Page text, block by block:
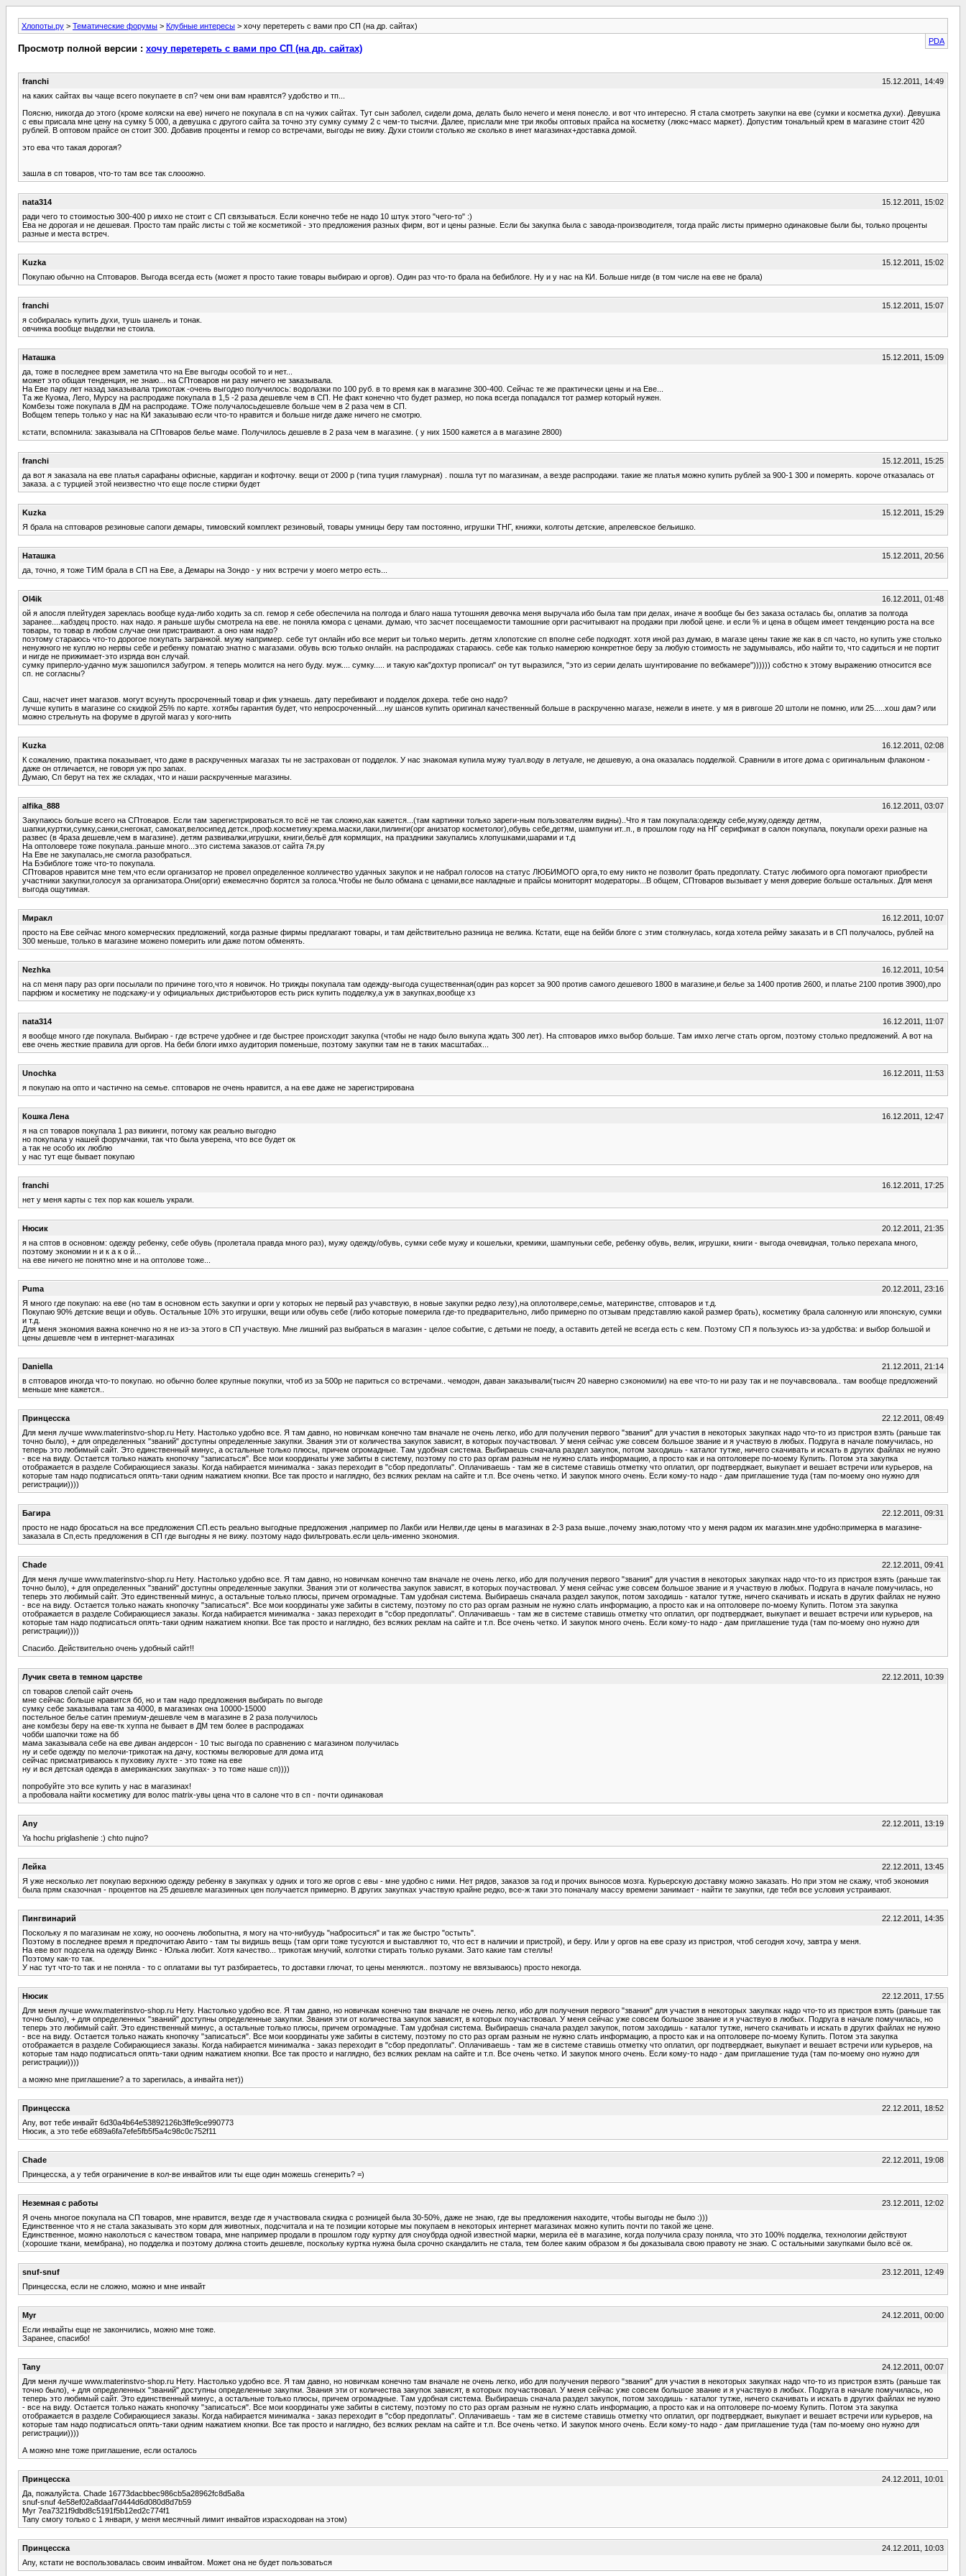
Хлопоты.ру > Тематические форумы > Клубные интересы > хочу перетереть с вами про СП (на др. сайтах)
PDA
Просмотр полной версии : хочу перетереть с вами про СП (на др. сайтах)
franchi
15.12.2011, 14:49
на каких сайтах вы чаще всего покупаете в сп? чем они вам нравятся? удобство и тп...
Поясню, никогда до этого (кроме коляски на еве) ничего не покупала в сп на чужих сайтах. Тут сын заболел, сидели дома, делать было нечего и меня понесло. и вот что интересно. Я стала смотреть закупки на еве (сумки и косметка духи). Девушка
с евы присала мне цену на сумку 5 000, а девушка с другого сайта за точно эту сумку сумму 2 с чем-то тысячи. Далее, прислали мне три якобы оптовых прайса на косметку (люкс+масс маркет). Допустим тональный крем в магазине стоит 420
рублей. В оптовом прайсе он стоит 300. Добавив проценты и гемор со встречами, выгоды не вижу. Духи стоили столько же сколько в инет магазинах+доставка домой.
это ева что такая дорогая?
зашла в сп товаров, что-то там все так слооожно.
nata314
15.12.2011, 15:02
ради чего то стоимостью 300-400 р имхо не стоит с СП связываться. Если конечно тебе не надо 10 штук этого "чего-то" :)
Ева не дорогая и не дешевая. Просто там прайс листы с той же косметикой - это предложения разных фирм, вот и цены разные. Если бы закупка была с завода-производителя, тогда прайс листы примерно одинаковые были бы, только проценты
разные и места встреч.
Kuzka
15.12.2011, 15:02
Покупаю обычно на Сптоваров. Выгода всегда есть (может я просто такие товары выбираю и оргов). Один раз что-то брала на бебиблоге. Ну и у нас на КИ. Больше нигде (в том числе на еве не брала)
franchi
15.12.2011, 15:07
я собиралась купить духи, тушь шанель и тонак.
овчинка вообще выделки не стоила.
Наташка
15.12.2011, 15:09
да, тоже в последнее врем заметила что на Еве выгоды особой то и нет...
может это общая тенденция, не знаю... на СПтоваров ни разу ничего не заказывала.
На Еве пару лет назад заказывала трикотаж -очень выгодно получилось: водолазки по 100 руб. в то время как в магазине 300-400. Сейчас те же практически цены и на Еве...
Та же Куома, Лего, Мурсу на распродаже покупала в 1,5 -2 раза дешевле чем в СП. Не факт конечно что будет размер, но пока всегда попадался тот размер который нужен.
Комбезы тоже покупала в ДМ на распродаже. ТОже получалосьдешевле больше чем в 2 раза чем в СП.
Вобщем теперь только у нас на КИ заказываю если что-то нравится и больше нигде даже ничего не смотрю.
кстати, вспомнила: заказывала на СПтоваров белье маме. Получилось дешевле в 2 раза чем в магазине. ( у них 1500 кажется а в магазине 2800)
franchi
15.12.2011, 15:25
да вот я заказала на еве платья сарафаны офисные, кардиган и кофточку. вещи от 2000 р (типа туция гламурная) . пошла тут по магазинам, а везде распродажи. такие же платья можно купить рублей за 900-1 300 и померять. короче отказалась от
заказа. а с турцией этой неизвестно что еще после стирки будет
Kuzka
15.12.2011, 15:29
Я брала на сптоваров резиновые сапоги демары, тимовский комплект резиновый, товары умницы беру там постоянно, игрушки ТНГ, книжки, колготы детские, апрелевское бельишко.
Наташка
15.12.2011, 20:56
да, точно, я тоже ТИМ брала в СП на Еве, а Демары на Зондо - у них встречи у моего метро есть...
Ol4ik
16.12.2011, 01:48
ой я апосля плейтудея зареклась вообще куда-либо ходить за сп. гемор я себе обеспечила на полгода и благо наша тутошняя девочка меня выручала ибо была там при делах, иначе я вообще бы без заказа осталась бы, оплатив за полгода
заранее....кабздец просто. нах надо. я раньше шубы смотрела на еве. не поняла юмора с ценами. думаю, что засчет посещаемости тамошние орги расчитывают на продажи при любой цене. и если % и цена в общем имеет тенденцию роста на все
товары, то товар в любом случае они пристраивают. а оно нам надо?
поэтому стараюсь что-то дорогое покупать загранкой. мужу например. себе тут онлайн ибо все мерит ьи только мерить. детям хлопотские сп вполне себе подходят. хотя иной раз думаю, в магазе цены такие же как в сп часто, но купить уже столько
ненужного не куплю но нервы себе и ребенку поматаю знатно с магазами. обувь всю только онлайн. на распродажах стараюсь. себе как только намерюю конкретное беру за любую стоимость не задумываясь, ибо найти то, что садиться и не портит
и нигде не прижимает-это изряда вон случай.
сумку приперло-удачно муж зашопился забугром. я теперь молится на него буду. муж.... сумку..... и такую как"дохтур прописал" он тут выразился, "это из серии делать шунтирование по вебкамере")))))) собстно к этому выражению относится все
сп. не согласны?
Саш, насчет инет магазов. могут всунуть просроченный товар и фик узнаешь. дату перебивают и подделок дохера. тебе оно надо?
лучше купить в магазине со скидкой 25% по карте. хотябы гарантия будет, что непросроченный....ну шансов купить оригинал качественный больше в раскрученно магазе, нежели в инете. у мя в ривгоше 20 штоли не помню, или 25.....хош дам? или
можно стрельнуть на форуме в другой магаз у кого-нить
Kuzka
16.12.2011, 02:08
К сожалению, практика показывает, что даже в раскрученных магазах ты не застрахован от подделок. У нас знакомая купила мужу туал.воду в летуале, не дешевую, а она оказалась подделкой. Сравнили в итоге дома с оригинальным флаконом -
даже он отличается, не говоря уж про запах.
Думаю, Сп берут на тех же складах, что и наши раскрученные магазины.
alfika_888
16.12.2011, 03:07
Закупаюсь больше всего на СПтоваров. Если там зарегистрироваться.то всё не так сложно,как кажется...(там картинки только зареги-ным пользователям видны)..Что я там покупала:одежду себе,мужу,одежду детям,
шапки,куртки,сумку,санки,снегокат, самокат,велосипед детск.,проф.косметику:крема.маски,лаки,пилинги(орг анизатор косметолог),обувь себе,детям, шампуни ит..п., в прошлом году на НГ серификат в салон покупала, покупали орехи разные на
развес (в 4раза дешевле,чем в магазине). детям развивалки,игрушки, книги,бельё для кормящих, на праздники закупались хлопушками,шарами и т.д
На оптоловере тоже покупала..раньше много...это система заказов.от сайта 7я.ру
На Еве не закупалась,не смогла разобраться.
На Бэбиблоге тоже что-то покупала.
СПтоваров нравится мне тем,что если организатор не провел определенное колличество удачных закупок и не набрал голосов на статус ЛЮБИМОГО орга,то ему никто не позволит брать предоплату. Статус любимого орга помогают приобрести
участники закупки,голосуя за организатора.Они(орги) ежемесячно борятся за голоса.Чтобы не было обмана с ценами,все накладные и прайсы мониторят модераторы...В общем, СПтоваров вызывает у меня доверие больше остальных. Для меня
выгода ощутимая.
Миракл
16.12.2011, 10:07
просто на Еве сейчас много комерческих предложений, когда разные фирмы предлагают товары, и там действительно разница не велика. Кстати, еще на бейби блоге с этим столкнулась, когда хотела рейму заказать и в СП получалось, рублей на
300 меньше, только в магазине можено померить или даже потом обменять.
Nezhka
16.12.2011, 10:54
на сп меня пару раз орги посылали по причине того,что я новичок. Но трижды покупала там одежду-выгода существенная(один раз корсет за 900 против самого дешевого 1800 в магазине,и белье за 1400 против 2600, и платье 2100 против 3900),про
парфюм и косметику не подскажу-и у официальных дистрибьюторов есть риск купить подделку,а уж в закупках,вообще хз
nata314
16.12.2011, 11:07
я вообще много где покупала. Выбираю - где встрече удобнее и где быстрее происходит закупка (чтобы не надо было выкупа ждать 300 лет). На сптоваров имхо выбор больше. Там имхо легче стать оргом, поэтому столько предложений. А вот на
еве очень жесткие правила для оргов. На беби блоги имхо аудитория поменьше, поэтому закупки там не в таких масштабах...
Unochka
16.12.2011, 11:53
я покупаю на опто и частично на семье. сптоваров не очень нравится, а на еве даже не зарегистрирована
Кошка Лена
16.12.2011, 12:47
я на сп товаров покупала 1 раз викинги, потому как реально выгодно
но покупала у нашей форумчанки, так что была уверена, что все будет ок
а так не особо их люблю
у нас тут еще бывает покупаю
franchi
16.12.2011, 17:25
нет у меня карты с тех пор как кошель украли.
Нюсик
20.12.2011, 21:35
я на сптов в основном: одежду ребенку, себе обувь (пролетала правда много раз), мужу одежду/обувь, сумки себе мужу и кошельки, кремики, шампуньки себе, ребенку обувь, велик, игрушки, книги - выгода очевидная, только перехапа много,
поэтому экономии н и к а к о й...
на еве ничего не понятно мне и на оптолове тоже...
Puma
20.12.2011, 23:16
Я много где покупаю: на еве (но там в основном есть закупки и орги у которых не первый раз учавствую, в новые закупки редко лезу),на оплотолвере,семье, материнстве, сптоваров и т.д.
Покупаю 90% детские вещи и обувь. Остальные 10% это игрушки, вещи или обувь себе (либо которые померила где-то предварительно, либо примерно по отзывам представляю какой размер брать), косметику брала салонную или японскую, сумки
и т.д.
Для меня экономия важна конечно но я не из-за этого в СП участвую. Мне лишний раз выбраться в магазин - целое событие, с детьми не поеду, а оставить детей не всегда есть с кем. Поэтому СП я пользуюсь из-за удобства: и выбор большой и
цены дешевле чем в интернет-магазинах
Daniella
21.12.2011, 21:14
в сптоваров иногда что-то покупаю. но обычно более крупные покупки, чтоб из за 500р не париться со встречами.. чемодон, даван заказывали(тысяч 20 наверно сэкономили) на еве что-то ни разу так и не поучавсвовала.. там вообще предложений
меньше мне кажется..
Принцесска
22.12.2011, 08:49
Для меня лучше www.materinstvo-shop.ru Нету. Настолько удобно все. Я там давно, но новичкам конечно там вначале не очень легко, ибо для получения первого "звания" для участия в некоторых закупках надо что-то из пристроя взять (раньше так
точно было), + для определенных "званий" доступны определенные закупки. Звания эти от количества закупок зависят, в которых поучаствовал. У меня сейчас уже совсем большое звание и я участвую в любых. Подруга в начале помучилась, но
теперь это любимый сайт. Это единственный минус, а остальные только плюсы, причем огромадные. Там удобная система. Выбираешь сначала раздел закупок, потом заходишь - каталог тутже, ничего скачивать и искать в других файлах не нужно
- все на виду. Остается только нажать кнопочку "записаться". Все мои координаты уже забиты в систему, поэтому по сто раз оргам разным не нужно слать информацию, а просто как и на оптоловере по-моему Купить. Потом эта закупка
отображается в разделе Собирающиеся заказы. Когда набирается минималка - заказ переходит в "сбор предоплаты". Оплачиваешь - там же в системе ставишь отметку что оплатил, орг подтверджает, выкупает и вешает встречи или курьеров, на
которые там надо подписаться опять-таки одним нажатием кнопки. Все так просто и наглядно, без всяких реклам на сайте и т.п. Все очень четко. И закупок много очень. Если кому-то надо - дам приглашение туда (там по-моему оно нужно для
регистрации))))
Багира
22.12.2011, 09:31
просто не надо бросаться на все предложения СП.есть реально выгодные предложения ,например по Лакби или Нелви,где цены в магазинах в 2-3 раза выше.,почему знаю,потому что у меня радом их магазин.мне удобно:примерка в магазине-
заказала в Сп,есть предложения в СП где выгодны я не вижу. поэтому надо фильтровать.если цель-именно экономия.
Chade
22.12.2011, 09:41
Для меня лучше www.materinstvo-shop.ru Нету. Настолько удобно все. Я там давно, но новичкам конечно там вначале не очень легко, ибо для получения первого "звания" для участия в некоторых закупках надо что-то из пристроя взять (раньше так
точно было), + для определенных "званий" доступны определенные закупки. Звания эти от количества закупок зависят, в которых поучаствовал. У меня сейчас уже совсем большое звание и я участвую в любых. Подруга в начале помучилась, но
теперь это любимый сайт. Это единственный минус, а остальные только плюсы, причем огромадные. Там удобная система. Выбираешь сначала раздел закупок, потом заходишь - каталог тутже, ничего скачивать и искать в других файлах не нужно
- все на виду. Остается только нажать кнопочку "записаться". Все мои координаты уже забиты в систему, поэтому по сто раз оргам разным не нужно слать информацию, а просто как и на оптоловере по-моему Купить. Потом эта закупка
отображается в разделе Собирающиеся заказы. Когда набирается минималка - заказ переходит в "сбор предоплаты". Оплачиваешь - там же в системе ставишь отметку что оплатил, орг подтверджает, выкупает и вешает встречи или курьеров, на
которые там надо подписаться опять-таки одним нажатием кнопки. Все так просто и наглядно, без всяких реклам на сайте и т.п. Все очень четко. И закупок много очень. Если кому-то надо - дам приглашение туда (там по-моему оно нужно для
регистрации))))
Спасибо. Действительно очень удобный сайт!!
Лучик света в темном царстве
22.12.2011, 10:39
cп товаров слепой сайт очень
мне сейчас больше нравится бб, но и там надо предложения выбирать по выгоде
сумку себе заказывала там за 4000, в магазинах она 10000-15000
постельное белье сатин премиум-дешевле чем в магазине в 2 раза получилось
ане комбезы беру на еве-тк хуппа не бывает в ДМ тем более в распродажах
чобби шапочки тоже на бб
мама заказывала себе на еве диван андерсон - 10 тыс выгода по сравнению с магазином получилась
ну и себе одежду по мелочи-трикотаж на дачу, костюмы велюровые для дома итд
сейчас присматриваюсь к пуховику лухте - это тоже на еве
ну и вся детская одежда в американских закупках- э то тоже наше сп))))
попробуйте это все купить у нас в магазинах!
а пробовала найти косметику для волос matrix-увы цена что в салоне что в сп - почти одинаковая
Any
22.12.2011, 13:19
Ya hochu priglashenie :) chto nujno?
Лейка
22.12.2011, 13:45
Я уже несколько лет покупаю верхнюю одежду ребенку в закупках у одних и того же оргов с евы - мне удобно с ними. Нет рядов, заказов за год и прочих выносов мозга. Курьерскую доставку можно заказать. Но при этом не скажу, чтоб экономия
была прям сказочная - процентов на 25 дешевле магазинных цен получается примерно. В других закупках участвую крайне редко, все-ж таки это поначалу массу времени занимает - найти те закупки, где тебя все условия устраивают.
Пингвинарий
22.12.2011, 14:35
Поскольку я по магазинам не хожу, но ооочень любопытна, я могу на что-нибуудь "наброситься" и так же быстро "остыть".
Поэтому в последнее время я предпочитаю Авито - там ты видишь вещь (там орги тоже тусуются и выставляют то, что ест в наличии и пристрой), и беру. Или у оргов на еве сразу из пристроя, чтоб сегодня хочу, завтра у меня.
На еве вот подсела на одежду Винкс - Юлька любит. Хотя качество... трикотаж мнучий, колготки стирать только руками. Зато какие там стеллы!
Поэтому как-то так.
У нас тут что-то так и не поняла - то с оплатами вы тут разбираетесь, то доставки глючат, то цены меняются.. поэтому не ввязываюсь) просто некогда.
Нюсик
22.12.2011, 17:55
Для меня лучше www.materinstvo-shop.ru Нету. Настолько удобно все. Я там давно, но новичкам конечно там вначале не очень легко, ибо для получения первого "звания" для участия в некоторых закупках надо что-то из пристроя взять (раньше так
точно было), + для определенных "званий" доступны определенные закупки. Звания эти от количества закупок зависят, в которых поучаствовал. У меня сейчас уже совсем большое звание и я участвую в любых. Подруга в начале помучилась, но
теперь это любимый сайт. Это единственный минус, а остальные только плюсы, причем огромадные. Там удобная система. Выбираешь сначала раздел закупок, потом заходишь - каталог тутже, ничего скачивать и искать в других файлах не нужно
- все на виду. Остается только нажать кнопочку "записаться". Все мои координаты уже забиты в систему, поэтому по сто раз оргам разным не нужно слать информацию, а просто как и на оптоловере по-моему Купить. Потом эта закупка
отображается в разделе Собирающиеся заказы. Когда набирается минималка - заказ переходит в "сбор предоплаты". Оплачиваешь - там же в системе ставишь отметку что оплатил, орг подтверджает, выкупает и вешает встречи или курьеров, на
которые там надо подписаться опять-таки одним нажатием кнопки. Все так просто и наглядно, без всяких реклам на сайте и т.п. Все очень четко. И закупок много очень. Если кому-то надо - дам приглашение туда (там по-моему оно нужно для
регистрации))))
а можно мне приглашение? а то зарегилась, а инвайта нет))
Принцесска
22.12.2011, 18:52
Any, вот тебе инвайт 6d30a4b64e53892126b3ffe9ce990773
Нюсик, а это тебе e689a6fa7efe5fb5f5a4c98c0c752f11
Chade
22.12.2011, 19:08
Принцесска, а у тебя ограничение в кол-ве инвайтов или ты еще один можешь сгенерить? =)
Неземная с работы
23.12.2011, 12:02
Я очень многое покупала на СП товаров, мне нравится, везде где я участвовала скидка с розницей была 30-50%, даже не знаю, где вы предложения находите, чтобы выгоды не было :)))
Единственное что я не стала заказывать это корм для животных, подсчитала и на те позиции которые мы покупаем в некоторых интернет магазинах можно купить почти по такой же цене.
Единственное, можно наколоться с качеством товара, мне например продали в прошлом году куртку для сноубрда одной известной марки, мерила её в магазине, когда получила сразу поняла, что это 100% подделка, технологии действуют
(хорошие ткани, мембрана), но подделка и поэтому должна стоить дешевле, поскольку куртка нужна была срочно скандалить не стала, тем более каким образом я бы доказывала свою правоту не знаю. С остальными закупками было всё ок.
snuf-snuf
23.12.2011, 12:49
Принцесска, если не сложно, можно и мне инвайт
Myr
24.12.2011, 00:00
Если инвайты еще не закончились, можно мне тоже.
Заранее, спасибо!
Tany
24.12.2011, 00:07
Для меня лучше www.materinstvo-shop.ru Нету. Настолько удобно все. Я там давно, но новичкам конечно там вначале не очень легко, ибо для получения первого "звания" для участия в некоторых закупках надо что-то из пристроя взять (раньше так
точно было), + для определенных "званий" доступны определенные закупки. Звания эти от количества закупок зависят, в которых поучаствовал. У меня сейчас уже совсем большое звание и я участвую в любых. Подруга в начале помучилась, но
теперь это любимый сайт. Это единственный минус, а остальные только плюсы, причем огромадные. Там удобная система. Выбираешь сначала раздел закупок, потом заходишь - каталог тутже, ничего скачивать и искать в других файлах не нужно
- все на виду. Остается только нажать кнопочку "записаться". Все мои координаты уже забиты в систему, поэтому по сто раз оргам разным не нужно слать информацию, а просто как и на оптоловере по-моему Купить. Потом эта закупка
отображается в разделе Собирающиеся заказы. Когда набирается минималка - заказ переходит в "сбор предоплаты". Оплачиваешь - там же в системе ставишь отметку что оплатил, орг подтверджает, выкупает и вешает встречи или курьеров, на
которые там надо подписаться опять-таки одним нажатием кнопки. Все так просто и наглядно, без всяких реклам на сайте и т.п. Все очень четко. И закупок много очень. Если кому-то надо - дам приглашение туда (там по-моему оно нужно для
регистрации))))
А можно мне тоже приглашение, если осталось
Принцесска
24.12.2011, 10:01
Да, пожалуйста. Chade 16773dacbbec986cb5a28962fc8d5a8a
snuf-snuf 4e58ef02a8daaf7d444d6d080d8d7b59
Myr 7ea7321f9dbd8c5191f5b12ed2c774f1
Tany смогу только с 1 января, у меня месячный лимит инвайтов израсходован на этом)
Принцесска
24.12.2011, 10:03
Any, кстати не воспользовалась своим инвайтом. Может она не будет пользоваться